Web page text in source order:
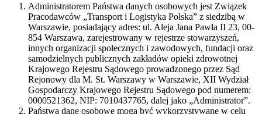
Administratorem Państwa danych osobowych jest Związek
Pracodawców „Transport i Logistyka Polska” z siedzibą w
Warszawie, posiadający adres: ul. Aleja Jana Pawła II 23, 00-
854 Warszawa, zarejestrowany w rejestrze stowarzyszeń,
innych organizacji społecznych i zawodowych, fundacji oraz
samodzielnych publicznych zakładów opieki zdrowotnej
Krajowego Rejestru Sądowego prowadzonego przez Sąd
Rejonowy dla M. St. Warszawy w Warszawie, XII Wydział
Gospodarczy Krajowego Rejestru Sądowego pod numerem:
0000521362, NIP: 7010437765, dalej jako „Administrator”.
Państwa dane osobowe mogą być wykorzystywane w celu